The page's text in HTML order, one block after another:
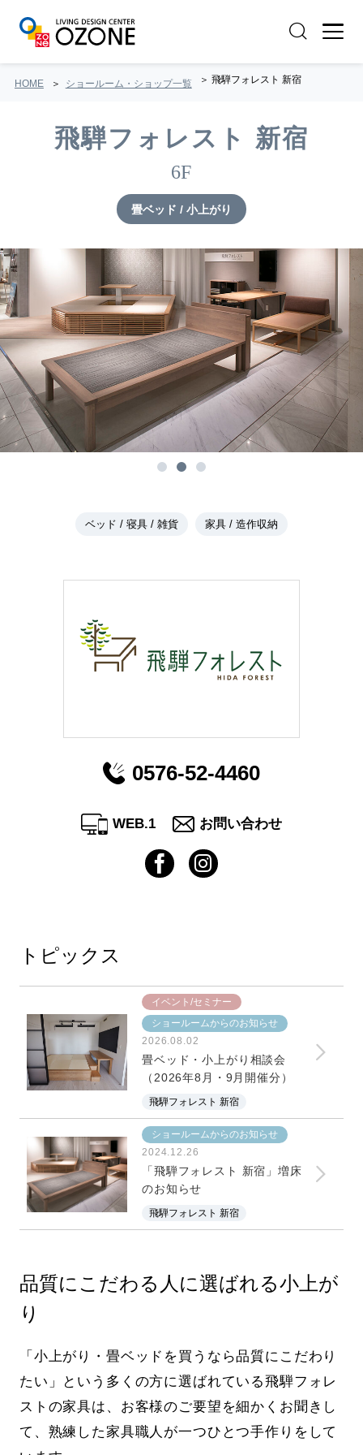
HOME ショールーム・ショップ一覧 飛騨フォレスト 新宿
飛騨フォレスト 新宿
6F
畳ベッド / 小上がり
ベッド / 寝具 / 雑貨 家具 / 造作収納
0576-52-4460
WEB.1 お問い合わせ
トピックス
イベント/セミナー
ショールームからのお知らせ
2026.08.02
畳ベッド・小上がり相談会
（2026年8月・9月開催分）
飛騨フォレスト 新宿
ショールームからのお知らせ
2024.12.26
「飛騨フォレスト 新宿」増床
のお知らせ
飛騨フォレスト 新宿
品質にこだわる人に選ばれる小上が
り
「小上がり・畳ベッドを買うなら品質にこだわり
たい」という多くの方に選ばれている飛騨フォレ
ストの家具は、お客様のご要望を細かくお聞きし
て、熟練した家具職人が一つひとつ手作りをして